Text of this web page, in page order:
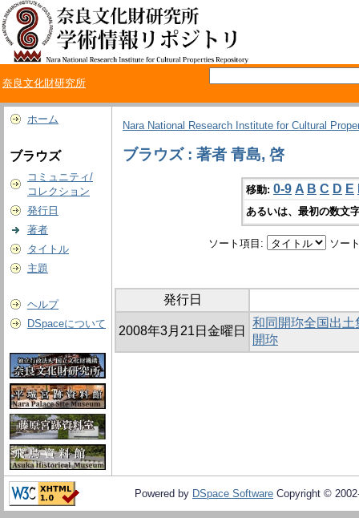
奈良文化財研究所
ホーム
ブラウズ
コミュニティ/
コレクション
発行日
著者
タイトル
主題
ヘルプ
DSpaceについて
Nara National Research Institute for Cultural
ブラウズ : 著者 青島, 啓
移動: 0-9 A B C D E
あるいは、最初の数文
ソート項目: ソー
発行日
2008年3月21日金曜日
和同開珎全国出
開珎
Powered by DSpace Software Copyright ©